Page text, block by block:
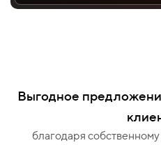
Выгодное
благодаря